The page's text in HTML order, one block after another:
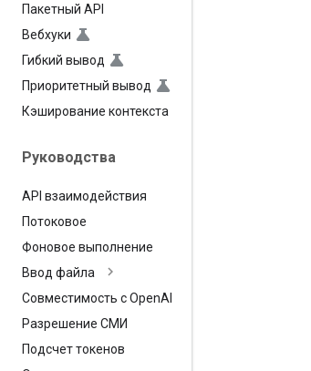
Пакетный API
Вебхуки
Гибкий вывод
Приоритетный вывод
Кэширование контекста
Руководства
API взаимодействия
Потоковое
Фоновое выполнение
Ввод файла
Совместимость с OpenAI
Разрешение СМИ
Подсчет токенов